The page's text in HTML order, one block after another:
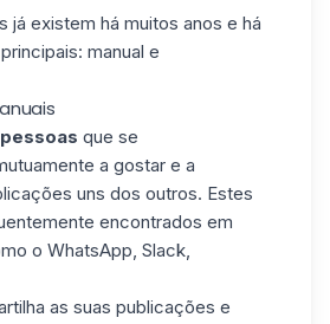
já existem há muitos anos e há
manual e
que se
a gostar e a
uns dos outros. Estes
encontrados em
o WhatsApp, Slack,
as suas publicações e